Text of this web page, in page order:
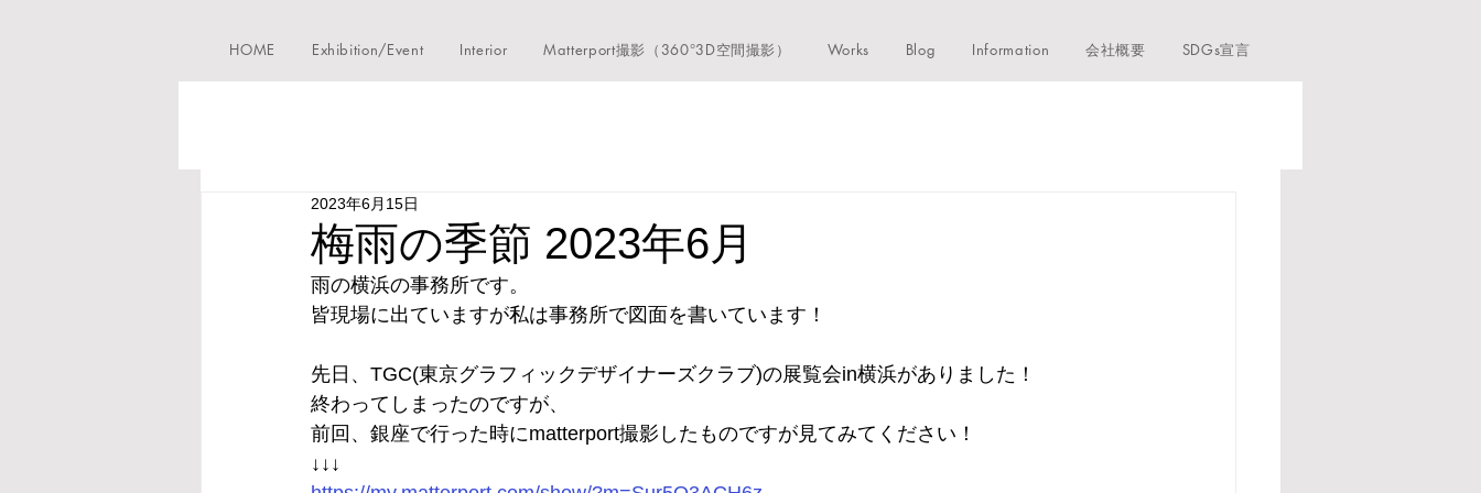
HOME Exhibition/Event Interior Matterport撮影（360°3D空間撮影） Works Blog Information 会社概要 SDGs宣言
梅雨の季節 2023年6月
2023年6月15日
雨の横浜の事務所です。
皆現場に出ていますが私は事務所で図面を書いています！
先日、TGC(東京グラフィックデザイナーズクラブ)の展覧会in横浜がありました！
終わってしまったのですが、
前回、銀座で行った時にmatterport撮影したものですが見てみてください！
↓↓↓